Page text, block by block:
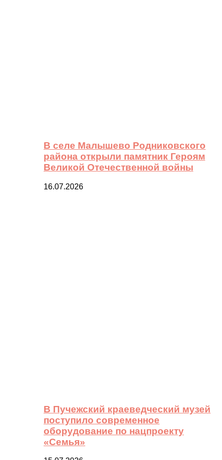
В селе Малышево Родниковского
района открыли памятник Героям
Великой Отечественной войны
16.07.2026
В Пучежский краеведческий музей
поступило современное
оборудование по нацпроекту
«Семья»